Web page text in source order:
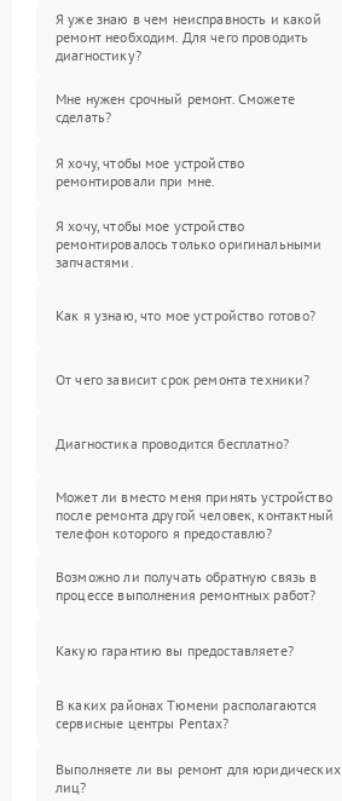
Я уже знаю в чем неисправность и какой
ремонт необходим. Для чего проводить
диагностику?
Мне нужен срочный ремонт. Сможете
сделать?
Я хочу, чтобы мое устройство
ремонтировали при мне.
Я хочу, чтобы мое устройство
ремонтировалось только оригинальными
запчастями.
Как я узнаю, что мое устройство готово?
От чего зависит срок ремонта техники?
Диагностика проводится бесплатно?
Может ли вместо меня принять устройство
после ремонта другой человек, контактный
телефон которого я предоставлю?
Возможно ли получать обратную связь в
процессе выполнения ремонтных работ?
Какую гарантию вы предоставляете?
В каких районах Тюмени располагаются
сервисные центры Pentax?
Выполняете ли вы ремонт для юридических
лиц?